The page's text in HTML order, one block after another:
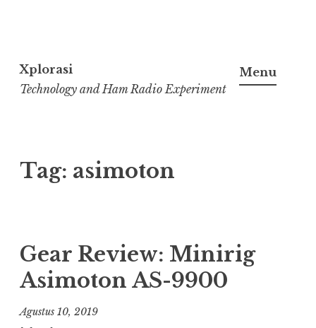
ke
konten
Xplorasi
Technology and Ham Radio Experiment
Menu
Tag: asimoton
Gear Review: Minirig
Asimoton AS-9900
Agustus 10, 2019